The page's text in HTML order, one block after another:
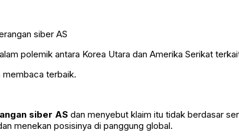
polemik antara Korea Utara dan Amerika Serikat
membaca terbaik.
siber AS dan menyebut klaim itu tidak berdasar
menekan posisinya di panggung global.